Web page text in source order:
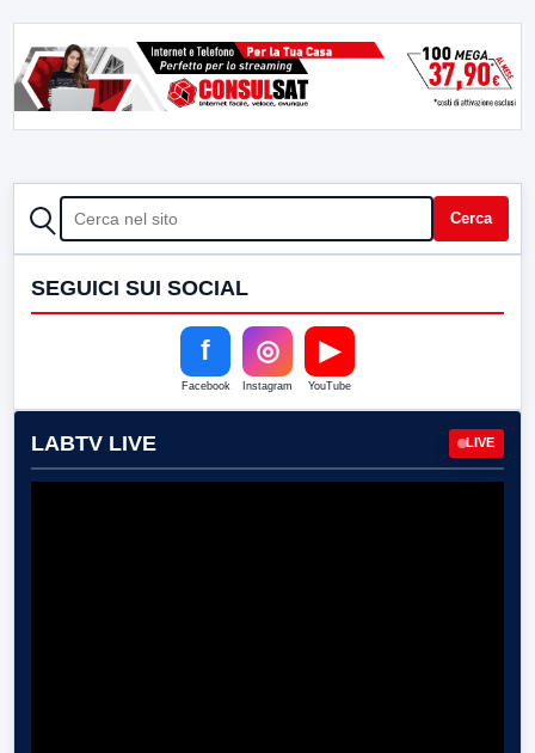
CERCA Cerca
SEGUICI SUI SOCIAL
f
Facebook
◎
Instagram
▶
YouTube
LABTV LIVE LIVE